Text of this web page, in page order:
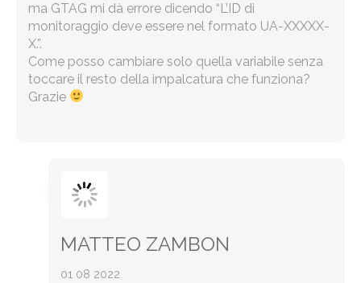
ma GTAG mi dà errore dicendo “L’ID di
monitoraggio deve essere nel formato UA-XXXXX-
X.”.
Come posso cambiare solo quella variabile senza
toccare il resto della impalcatura che funziona?
Grazie
MATTEO ZAMBON
01 08 2022